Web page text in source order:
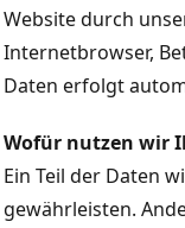
Website durch
Internetbrowser,
Daten erfolgt
Wofür nutzen wir
Ein Teil der Daten
gewährleisten.